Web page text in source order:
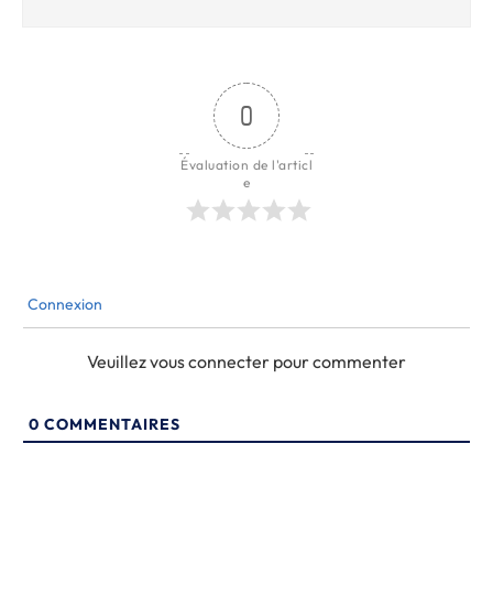
0
Évaluation de l'articl
e
Connexion
Veuillez vous connecter pour commenter
0 COMMENTAIRES